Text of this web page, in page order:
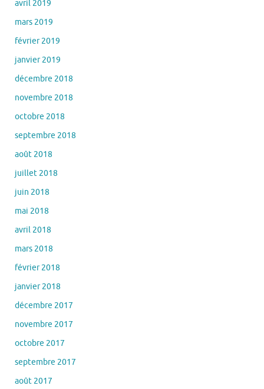
avril 2019
mars 2019
février 2019
janvier 2019
décembre 2018
novembre 2018
octobre 2018
septembre 2018
août 2018
juillet 2018
juin 2018
mai 2018
avril 2018
mars 2018
février 2018
janvier 2018
décembre 2017
novembre 2017
octobre 2017
septembre 2017
août 2017